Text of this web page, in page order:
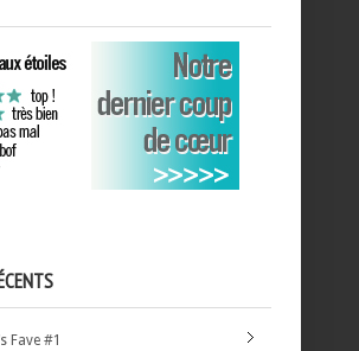
Fave #1